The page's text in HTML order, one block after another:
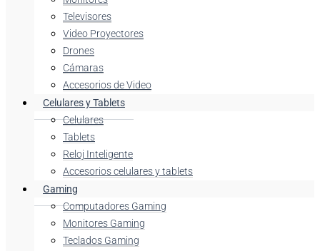
Televisores
Video Proyectores
Drones
Cámaras
Accesorios de Video
Celulares y Tablets
Celulares
Tablets
Reloj Inteligente
Accesorios celulares y tablets
Gaming
Computadores Gaming
Monitores Gaming
Teclados Gaming